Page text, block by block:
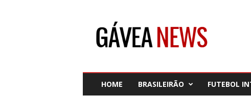
HOME BRASILEIRÃO FUTEBOL